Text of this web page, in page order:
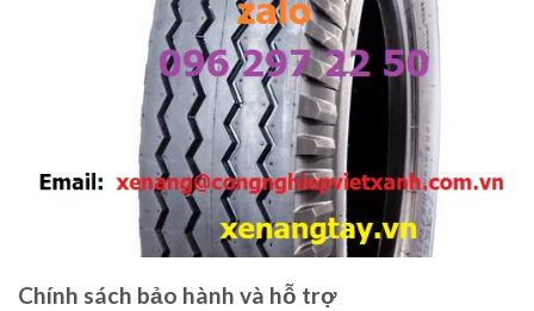
Chính sách bảo hành và hỗ trợ